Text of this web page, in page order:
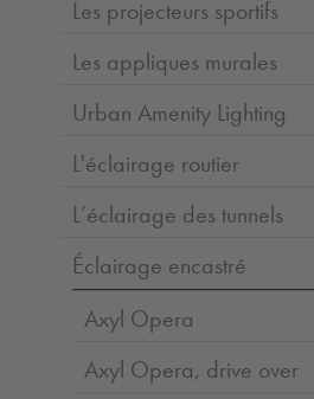
Les projecteurs sportifs
Les appliques murales
Urban Amenity Lighting
L'éclairage routier
L’éclairage des tunnels
Éclairage encastré
Axyl Opera
Axyl Opera, drive over